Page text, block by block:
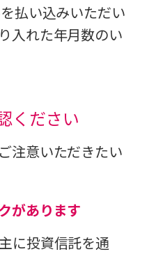
払い込みいただい
入れた年月数のい
ください
注意いただきたい
があります
に投資信託を通